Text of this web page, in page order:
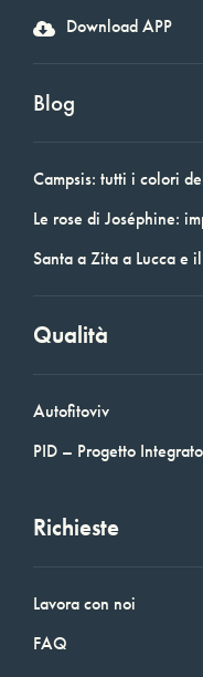
Download APP
Blog
Campsis: tutti i colori
Le rose di Joséphine:
Santa a Zita a Lucca e
Qualità
Autofitoviv
PID – Progetto
Richieste
Lavora con noi
FAQ